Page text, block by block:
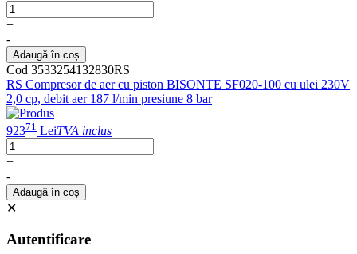
+
-
Adaugă în coș
Cod 3533254132830RS
RS Compresor de aer cu piston BISONTE SF020-100 cu ulei 230V
2,0 cp, debit aer 187 l/min presiune 8 bar
92371 LeiTVA inclus
+
-
Adaugă în coș
✕
Autentificare